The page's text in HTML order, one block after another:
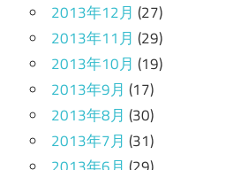
2013年12月 (27)
2013年11月 (29)
2013年10月 (19)
2013年9月 (17)
2013年8月 (30)
2013年7月 (31)